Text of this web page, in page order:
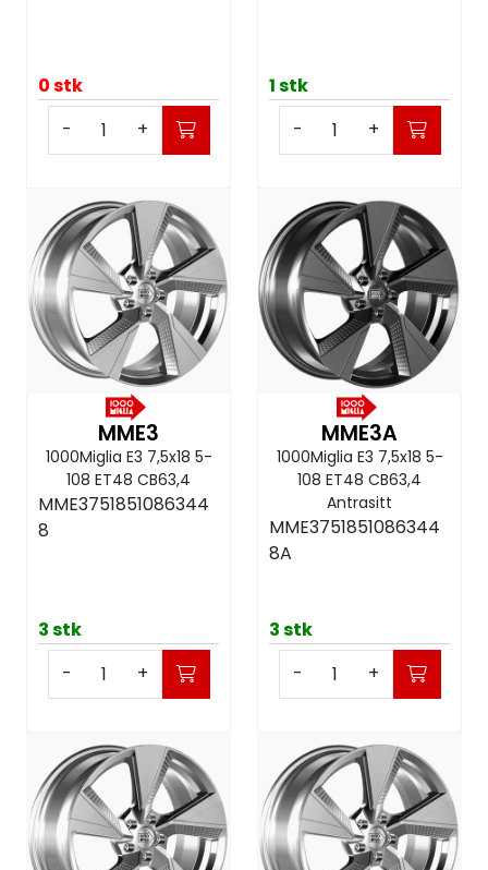
0 stk
-
+
1 stk
-
+
MME3
1000Miglia E3 7,5x18 5-
108 ET48 CB63,4
MME3751851086344
8
3 stk
-
+
MME3A
1000Miglia E3 7,5x18 5-
108 ET48 CB63,4
Antrasitt
MME3751851086344
8A
3 stk
-
+